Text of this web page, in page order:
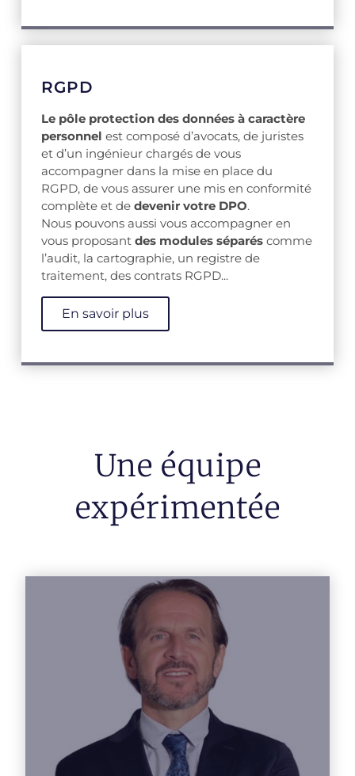
RGPD
Le pôle protection des données à caractère
personnelest composé d’avocats, de juristes
et d’un ingénieur chargés de vous
accompagner dans la mise en place du
RGPD, de vous assurer une mis en conformité
complète et dedevenir votre DPO.
Nous pouvons aussi vous accompagner en
vous proposantdes modules séparés comme
l’audit, la cartographie, un registre de
traitement, des contrats RGPD...
En savoir plus
Une équipe
expérimentée